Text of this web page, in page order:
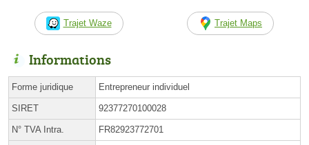
Trajet Waze Trajet Maps
Informations
Forme juridique Entrepreneur individuel
SIRET 92377270100028
N° TVA Intra. FR82923772701